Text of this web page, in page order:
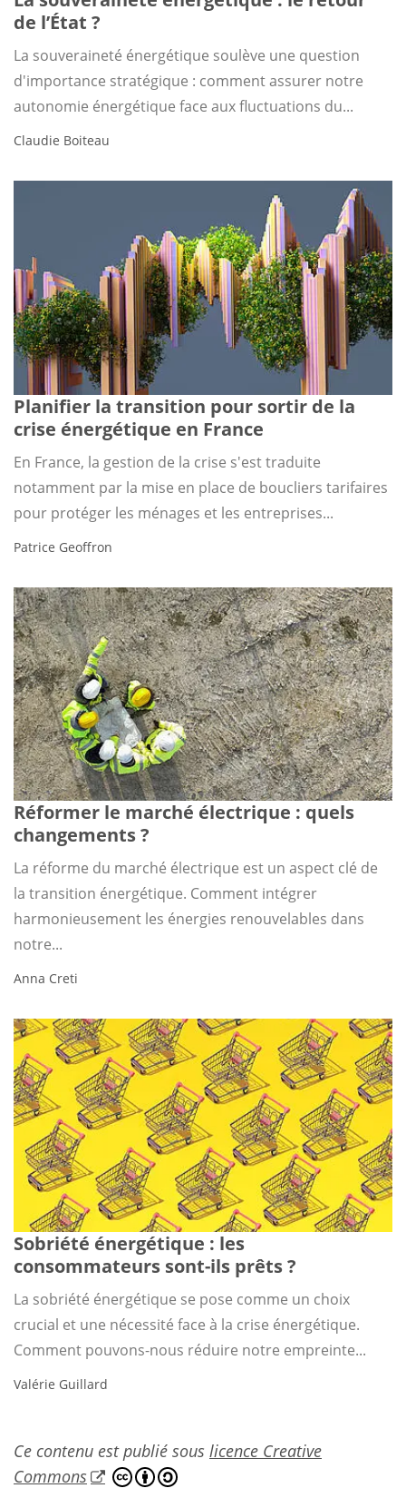
de l’État ?
La souveraineté énergétique soulève une question
d'importance stratégique : comment assurer notre
autonomie énergétique face aux fluctuations du...
Claudie Boiteau
Planifier la transition pour sortir de la
crise énergétique en France
En France, la gestion de la crise s'est traduite
notamment par la mise en place de boucliers tarifaires
pour protéger les ménages et les entreprises...
Patrice Geoffron
Réformer le marché électrique : quels
changements ?
La réforme du marché électrique est un aspect clé de
la transition énergétique. Comment intégrer
harmonieusement les énergies renouvelables dans
notre...
Anna Creti
Sobriété énergétique : les
consommateurs sont-ils prêts ?
La sobriété énergétique se pose comme un choix
crucial et une nécessité face à la crise énergétique.
Comment pouvons-nous réduire notre empreinte...
Valérie Guillard
Ce contenu est publié sous licence Creative
Commons